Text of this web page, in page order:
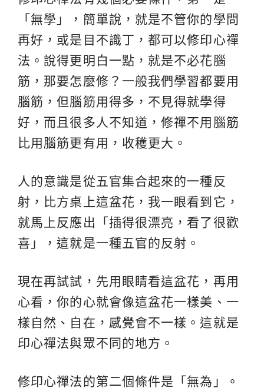
「無學」，簡單說，就是不管你的學問
再好，或是目不識丁，都可以修印心禪
法。說得更明白一點，就是不必花腦
筋，那要怎麼修？一般我們學習都要用
腦筋，但腦筋用得多，不見得就學得
好，而且很多人不知道，修禪不用腦筋
比用腦筋更有用，收穫更大。
人的意識是從五官集合起來的一種反
射，比方桌上這盆花，我一眼看到它，
就馬上反應出「插得很漂亮，看了很歡
喜」，這就是一種五官的反射。
現在再試試，先用眼睛看這盆花，再用
心看，你的心就會像這盆花一樣美、一
樣自然、自在，感覺會不一樣。這就是
印心禪法與眾不同的地方。
修印心禪法的第二個條件是「無為」。